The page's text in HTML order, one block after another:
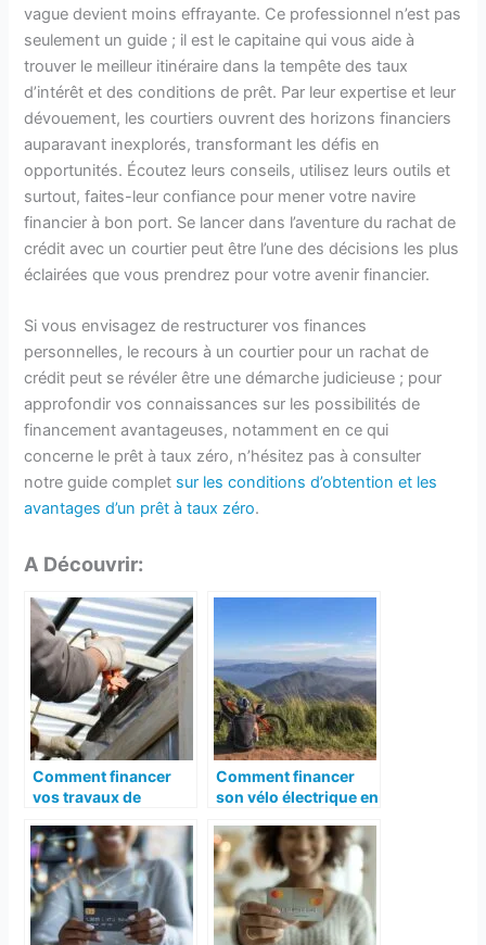
vague devient moins effrayante. Ce professionnel n’est pas
seulement un guide ; il est le capitaine qui vous aide à
trouver le meilleur itinéraire dans la tempête des taux
d’intérêt et des conditions de prêt. Par leur expertise et leur
dévouement, les courtiers ouvrent des horizons financiers
auparavant inexplorés, transformant les défis en
opportunités. Écoutez leurs conseils, utilisez leurs outils et
surtout, faites-leur confiance pour mener votre navire
financier à bon port. Se lancer dans l’aventure du rachat de
crédit avec un courtier peut être l’une des décisions les plus
éclairées que vous prendrez pour votre avenir financier.
Si vous envisagez de restructurer vos finances
personnelles, le recours à un courtier pour un rachat de
crédit peut se révéler être une démarche judicieuse ; pour
approfondir vos connaissances sur les possibilités de
financement avantageuses, notamment en ce qui
concerne le prêt à taux zéro, n’hésitez pas à consulter
notre guide complet sur les conditions d’obtention et les
avantages d’un prêt à taux zéro.
A Découvrir:
Comment financer
vos travaux de
Comment financer
son vélo électrique en